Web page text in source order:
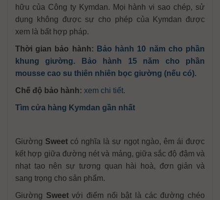
hữu của Công ty Kymdan. Mọi hành vi sao chép, sử
dụng không được sự cho phép của Kymdan được
xem là bất hợp pháp.
Thời gian bảo hành: Bảo hành 10 năm cho phần
khung giường. Bảo hành 15 năm cho phần
mousse cao su thiên nhiên bọc giường (nếu có).
Chế độ bảo hành: xem chi tiết.
Tìm cửa hàng Kymdan gần nhất
Giường Sweet có nghĩa là sự ngọt ngào, êm ái được
kết hợp giữa đường nét và mảng, giữa sắc độ đậm và
nhạt tạo nên sự tương quan hài hoà, đơn giản và
sang trọng cho sản phẩm.
Giường Sweetvới điểm nổi bật là các đường chéo